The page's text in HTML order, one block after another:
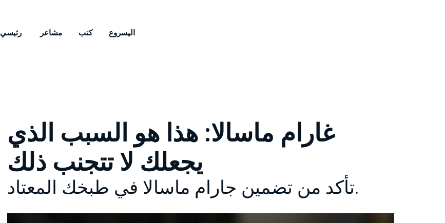
رئيسي مشاعر كتب اليسروع
غارام ماسالا: هذا هو السبب الذي
يجعلك لا تتجنب ذلك
تأكد من تضمين جارام ماسالا في طبخك المعتاد.